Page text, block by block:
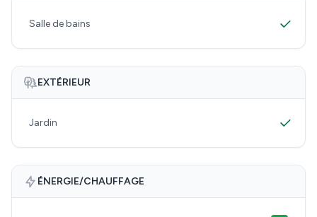
Salle de bains
EXTÉRIEUR
Jardin
ÉNERGIE/CHAUFFAGE